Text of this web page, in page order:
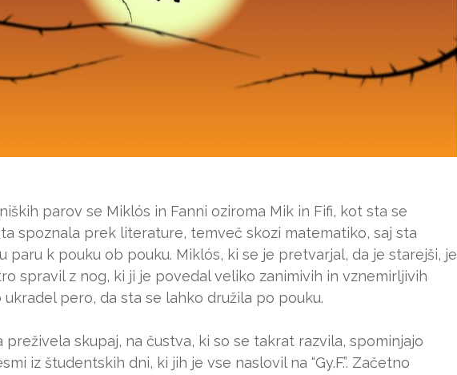
parov se Miklós in Fanni oziroma Mik in Fifi, kot sta se
spoznala prek literature, temveč skozi matematiko, saj sta
paru k pouku ob pouku. Miklós, ki se je pretvarjal, da je starejši, je
spravil z nog, ki ji je povedal veliko zanimivih in vznemirljivih
pero, da sta se lahko družila po pouku.
preživela skupaj, na čustva, ki so se takrat razvila, spominjajo
iz študentskih dni, ki jih je vse naslovil na “Gy.F.”. Začetno